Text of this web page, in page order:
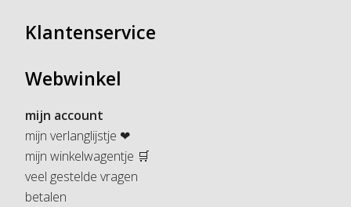
Klantenservice
Webwinkel
mijn account
mijn verlanglijstje ❤
mijn winkelwagentje 🛒
veel gestelde vragen
betalen